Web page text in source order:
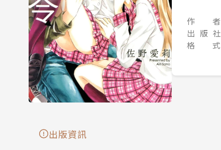
作 者
出 版 社
格 式
出版資訊